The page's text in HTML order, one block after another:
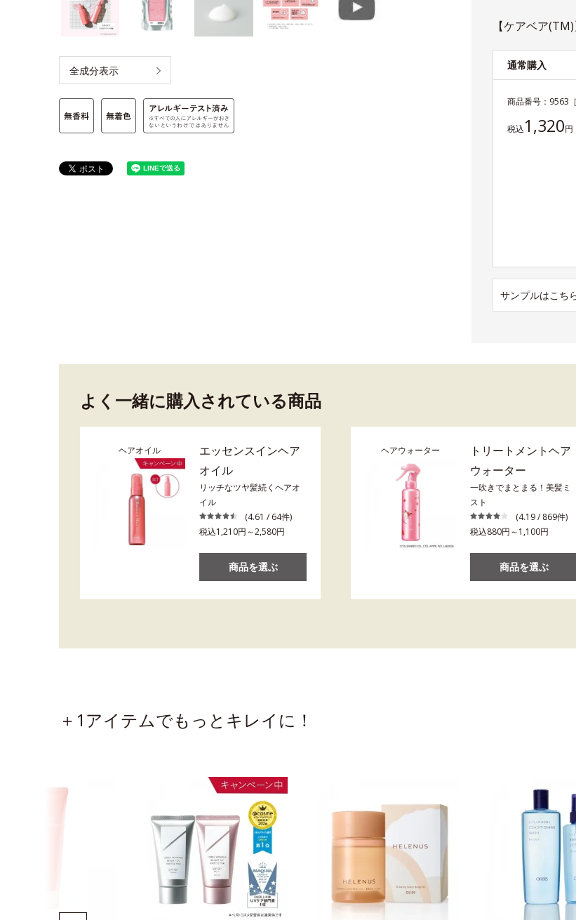
全成分表示
【ケアベア
通常購入
商品番号： 9563
税込1,320円
サンプルはこち
よく一緒に購入されている商品
ヘアオイル
エッセンスインヘア
オイル
リッチなツヤ髪続くヘアオ
イル
(4.61 / 64件)
税込1,210円～2,580円
商品を選ぶ
ヘアウォーター
トリートメントヘア
ウォーター
一吹きでまとまる！美髪ミ
スト
(4.19 / 869件)
税込880円～1,100円
商品を選ぶ
＋1アイテムでもっとキレイに！